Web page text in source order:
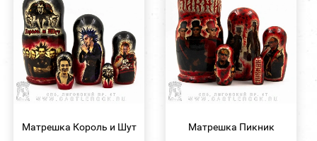
Матрешка Король и Шут Матрешка Пикник